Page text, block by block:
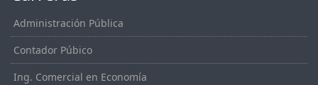
Administración Pública
Contador Púbico
Ing. Comercial en Economía